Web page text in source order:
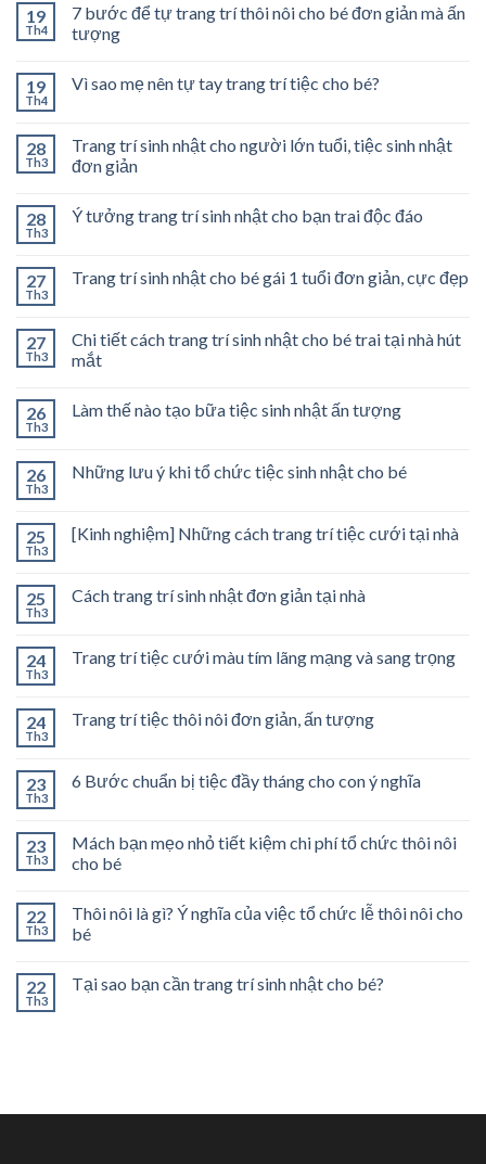
19
Th4
7 bước để tự trang trí thôi nôi cho bé đơn giản mà ấn
tượng
19
Th4
Vì sao mẹ nên tự tay trang trí tiệc cho bé?
28
Th3
Trang trí sinh nhật cho người lớn tuổi, tiệc sinh nhật
đơn giản
28
Th3
Ý tưởng trang trí sinh nhật cho bạn trai độc đáo
27
Th3
Trang trí sinh nhật cho bé gái 1 tuổi đơn giản, cực đẹp
27
Th3
Chi tiết cách trang trí sinh nhật cho bé trai tại nhà hút
mắt
26
Th3
Làm thế nào tạo bữa tiệc sinh nhật ấn tượng
26
Th3
Những lưu ý khi tổ chức tiệc sinh nhật cho bé
25
Th3
[Kinh nghiệm] Những cách trang trí tiệc cưới tại nhà
25
Th3
Cách trang trí sinh nhật đơn giản tại nhà
24
Th3
Trang trí tiệc cưới màu tím lãng mạng và sang trọng
24
Th3
Trang trí tiệc thôi nôi đơn giản, ấn tượng
23
Th3
6 Bước chuẩn bị tiệc đầy tháng cho con ý nghĩa
23
Th3
Mách bạn mẹo nhỏ tiết kiệm chi phí tổ chức thôi nôi
cho bé
22
Th3
Thôi nôi là gì? Ý nghĩa của việc tổ chức lễ thôi nôi cho
bé
22
Th3
Tại sao bạn cần trang trí sinh nhật cho bé?